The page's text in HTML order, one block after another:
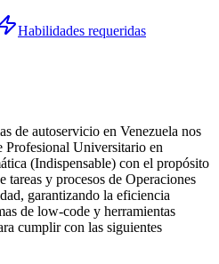
Habilidades requeridas
de autoservicio en Venezuela nos
Profesional Universitario en
(Indispensable) con el propósito
tareas y procesos de Operaciones
garantizando la eficiencia
de low-code y herramientas
cumplir con las siguientes